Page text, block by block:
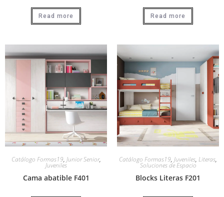
Read more Read more
Catálogo Formas19, Junior Senior,
Juveniles
Cama abatible F401
Catálogo Formas19, Juveniles, Literas,
Soluciones de Espacio
Blocks Literas F201